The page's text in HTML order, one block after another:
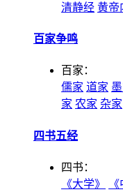
清静经 黄帝
百家争鸣
百家：
儒家 道家
家 农家 杂家
四书五经
四书：
《大学》